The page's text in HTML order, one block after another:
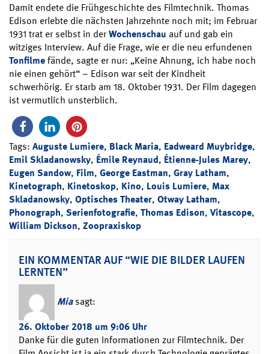
Damit endete die Frühgeschichte des Filmtechnik. Thomas
Edison erlebte die nächsten Jahrzehnte noch mit; im Februar
1931 trat er selbst in derWochenschau auf und gab ein
witziges Interview. Auf die Frage, wie er die neu erfundenen
Tonfilmefände, sagte er nur: „Keine Ahnung, ich habe noch
nie einen gehört“ – Edison war seit der Kindheit
schwerhörig. Er starb am 18. Oktober 1931. Der Film dagegen
ist vermutlich unsterblich.
Tags: Auguste Lumiere, Black Maria, Eadweard Muybridge,
Emil Skladanowsky, Émile Reynaud, Étienne-Jules Marey,
Eugen Sandow, Film, George Eastman, Gray Latham,
Kinetograph, Kinetoskop, Kino, Louis Lumiere, Max
Skladanowsky, Optisches Theater, Otway Latham,
Phonograph, Serienfotografie, Thomas Edison, Vitascope,
William Dickson, Zoopraxiskop
EIN KOMMENTAR AUF “WIE DIE BILDER LAUFEN
LERNTEN”
Mia sagt:
26. Oktober 2018 um 9:06 Uhr
Danke für die guten Informationen zur Filmtechnik. Der